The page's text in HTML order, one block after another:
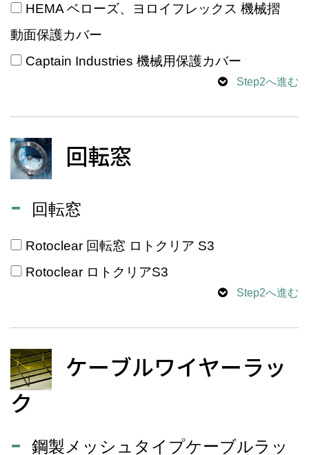
HEMA ベローズ、ヨロイフレックス 機械摺
動面保護カバー
Captain Industries 機械用保護カバー
Step2へ進む
回転窓
回転窓
Rotoclear 回転窓 ロトクリア S3
Rotoclear ロトクリアS3
Step2へ進む
ケーブルワイヤーラッ
ク
鋼製メッシュタイプケーブルラッ